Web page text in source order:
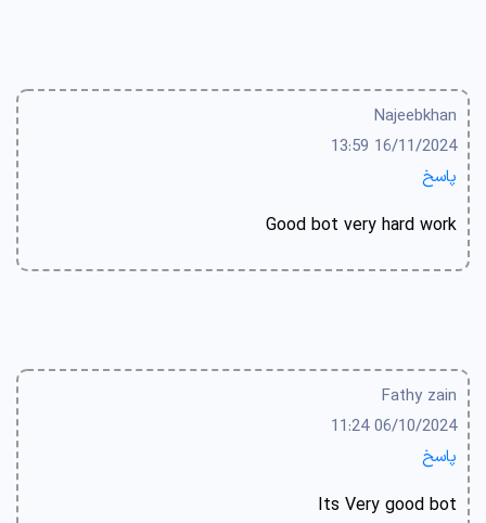
Najeebkhan
16/11/2024 13:59
پاسخ
Good bot very hard work
Fathy zain
06/10/2024 11:24
پاسخ
Its Very good bot